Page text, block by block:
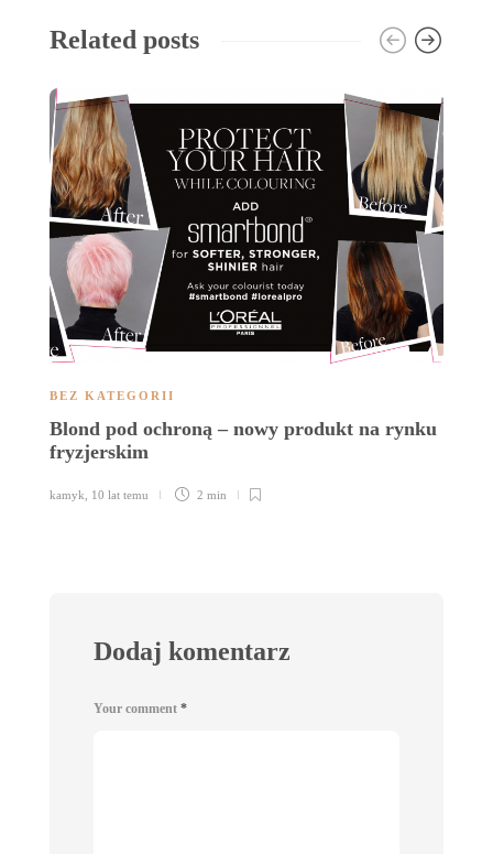
Related posts
BEZ KATEGORII
Blond pod ochroną – nowy produkt na rynku
fryzjerskim
kamyk 10 lat temu 2 min
Dodaj komentarz
Your comment *